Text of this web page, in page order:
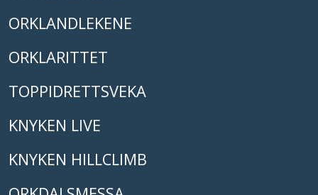
ORKLANDLEKENE
ORKLARITTET
TOPPIDRETTSVEKA
KNYKEN LIVE
KNYKEN HILLCLIMB